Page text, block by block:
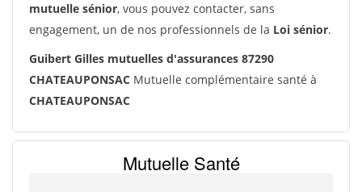
mutuelle sénior, vous pouvez contacter, sans
engagement, un de nos professionnels de la Loi sénior.
Guibert Gilles mutuelles d'assurances 87290
CHATEAUPONSAC Mutuelle complémentaire santé à
CHATEAUPONSAC